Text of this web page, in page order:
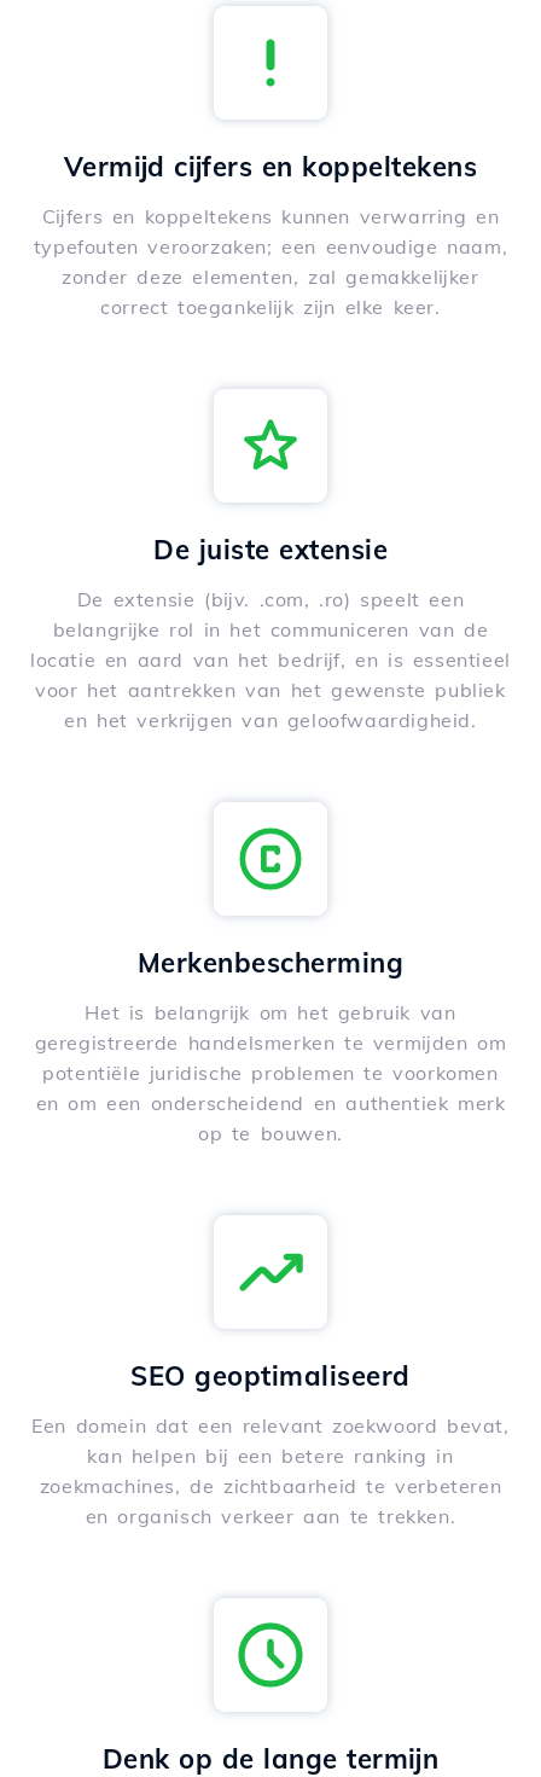
Vermijd cijfers en koppeltekens
Cijfers en koppeltekens kunnen verwarring en
typefouten veroorzaken; een eenvoudige naam,
zonder deze elementen, zal gemakkelijker
correct toegankelijk zijn elke keer.
De juiste extensie
De extensie (bijv. .com, .ro) speelt een
belangrijke rol in het communiceren van de
locatie en aard van het bedrijf, en is essentieel
voor het aantrekken van het gewenste publiek
en het verkrijgen van geloofwaardigheid.
Merkenbescherming
Het is belangrijk om het gebruik van
geregistreerde handelsmerken te vermijden om
potentiële juridische problemen te voorkomen
en om een onderscheidend en authentiek merk
op te bouwen.
SEO geoptimaliseerd
Een domein dat een relevant zoekwoord bevat,
kan helpen bij een betere ranking in
zoekmachines, de zichtbaarheid te verbeteren
en organisch verkeer aan te trekken.
Denk op de lange termijn